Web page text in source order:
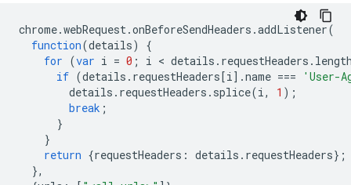
chrome.webRequest.onBeforeSendHeaders .addListener(
function(details)
{
for (var i = 0 ; i < details . requestHeaders .
if (details . requestHeaders[i].name ===
'User-
details . requestHeaders . splice(i, 1 );
break ;
}
}
return {requestHeaders : details . requestHeaders};
},